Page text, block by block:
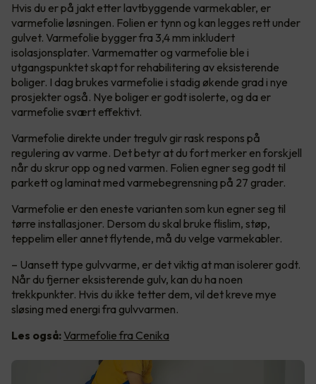
Hvis du er på jakt etter lavtbyggende varmekabler, er
varmefolie løsningen. Folien er tynn og kan legges rett under
gulvet. Varmefolie bygger fra 3,4 mm inkludert
isolasjonsplater. Varmematter og varmefolie ble i
utgangspunktet skapt for rehabilitering av eksisterende
boliger. I dag brukes varmefolie i stadig økende grad i nye
prosjekter også. Nye boliger er godt isolerte, og da er
varmefolie svært effektivt.
Varmefolie direkte under tregulv gir rask respons på
regulering av varme. Det betyr at du fort merker en forskjell
når du skrur opp og ned varmen. Folien egner seg godt til
parkett og laminat med varmebegrensning på 27 grader.
Varmefolie er den eneste varianten som kun egner seg til
tørre installasjoner. Dersom du skal bruke flislim, støp,
teppelim eller annet flytende, må du velge varmekabler.
– Uansett type gulvvarme, er det viktig at man isolerer godt.
Når du fjerner eksisterende gulv, kan du ha noen
trekkpunkter. Hvis du ikke tetter dem, vil det kreve mye
sløsing med energi fra gulvvarmen.
Les også: Varmefolie fra Cenika